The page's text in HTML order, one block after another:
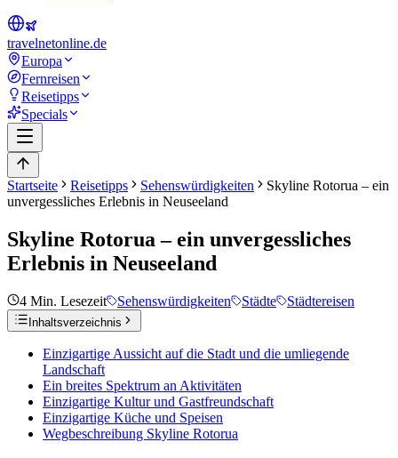
travelnetonline.de
Europa
Fernreisen
Reisetipps
Specials
Startseite Reisetipps Sehenswürdigkeiten
Skyline Rotorua – ein
unvergessliches Erlebnis in Neuseeland
Skyline Rotorua – ein unvergessliches
Erlebnis in Neuseeland
4 Min. Lesezeit Sehenswürdigkeiten Städte Städtereisen
Inhaltsverzeichnis
Einzigartige Aussicht auf die Stadt und die umliegende
Landschaft
Ein breites Spektrum an Aktivitäten
Einzigartige Kultur und Gastfreundschaft
Einzigartige Küche und Speisen
Wegbeschreibung Skyline Rotorua